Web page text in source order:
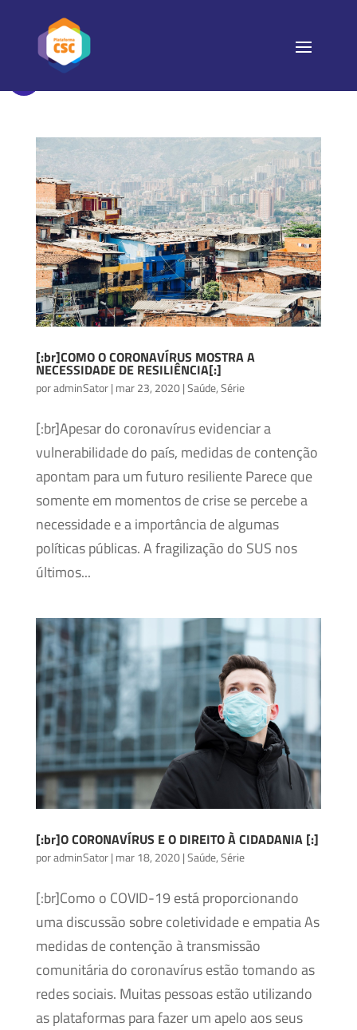
[:br]COMO O CORONAVÍRUS MOSTRA A
NECESSIDADE DE RESILIÊNCIA[:]
poradminSator| mar 23, 2020|Saúde,Série
[:br]Apesar do coronavírus evidenciar a
vulnerabilidade do país, medidas de contenção
apontam para um futuro resiliente Parece que
somente em momentos de crise se percebe a
necessidade e a importância de algumas
políticas públicas. A fragilização do SUS nos
últimos...
[:br]O CORONAVÍRUS E O DIREITO À CIDADANIA [:]
poradminSator| mar 18, 2020|Saúde,Série
[:br]Como o COVID-19 está proporcionando
uma discussão sobre coletividade e empatia As
medidas de contenção à transmissão
comunitária do coronavírus estão tomando as
redes sociais. Muitas pessoas estão utilizando
as plataformas para fazer um apelo aos seus